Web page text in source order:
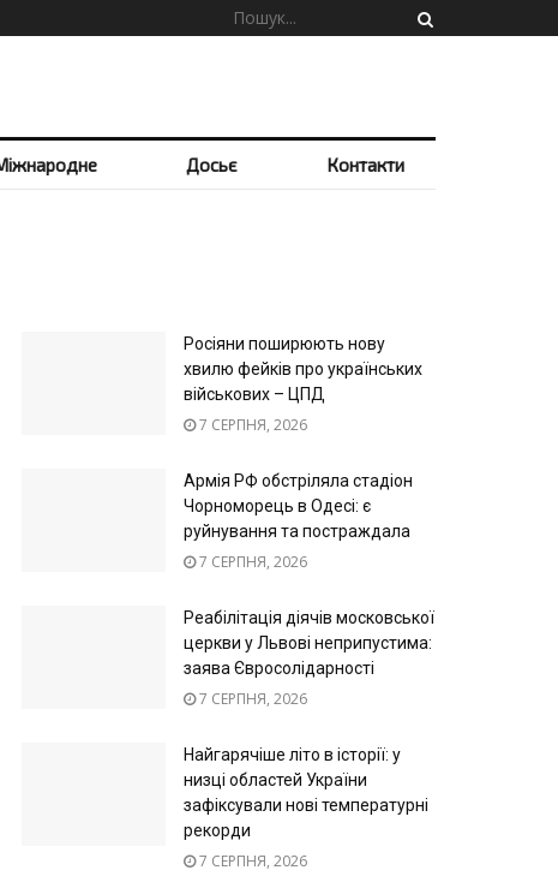
Досьє Контакти
Росіяни поширюють нову
хвилю фейків про українських
військових – ЦПД
7 СЕРПНЯ, 2026
Армія РФ обстріляла стадіон
Чорноморець в Одесі: є
руйнування та постраждала
7 СЕРПНЯ, 2026
Реабілітація діячів московської
церкви у Львові неприпустима:
заява Євросолідарності
7 СЕРПНЯ, 2026
Найгарячіше літо в історії: у
низці областей України
зафіксували нові температурні
рекорди
7 СЕРПНЯ, 2026